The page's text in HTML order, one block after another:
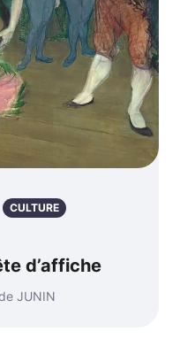
CULTURE
d’affiche
JUNIN